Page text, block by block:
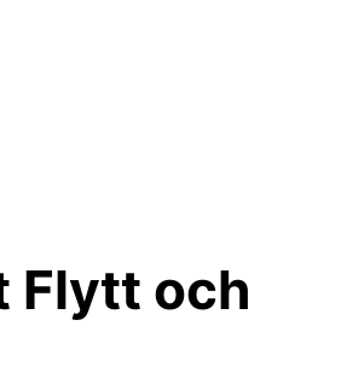
Flytt och